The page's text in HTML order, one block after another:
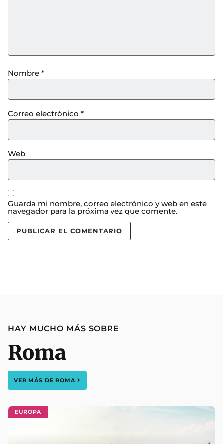
Nombre *
Correo electrónico *
Web
Guarda mi nombre, correo electrónico y web en este
navegador para la próxima vez que comente.
HAY MUCHO MÁS SOBRE
Roma
VER MÁS DE ROMA
EUROPA